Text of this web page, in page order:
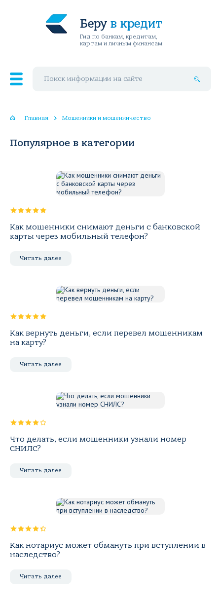
Беру в кредит
Гид по банкам, кредитам,
картам и личным финансам
Главная Мошенники и мошенничество
Популярное в категории
Как мошенники снимают деньги с банковской
карты через мобильный телефон?
Читать далее
Как вернуть деньги, если перевел мошенникам
на карту?
Читать далее
Что делать, если мошенники узнали номер
СНИЛС?
Читать далее
Как нотариус может обмануть при вступлении в
наследство?
Читать далее